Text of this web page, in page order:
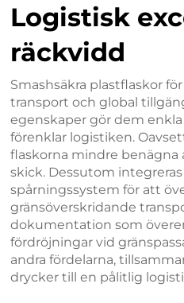
Logistisk
räckvidd
Smashsäkra plastflaskor
transport och global
egenskaper gör dem
förenklar logistiken.
flaskorna mindre benägna
skick. Dessutom
spårningssystem för att
gränsöverskridande
dokumentation som
fördröjningar vid
andra fördelarna,
drycker till en pålitlig